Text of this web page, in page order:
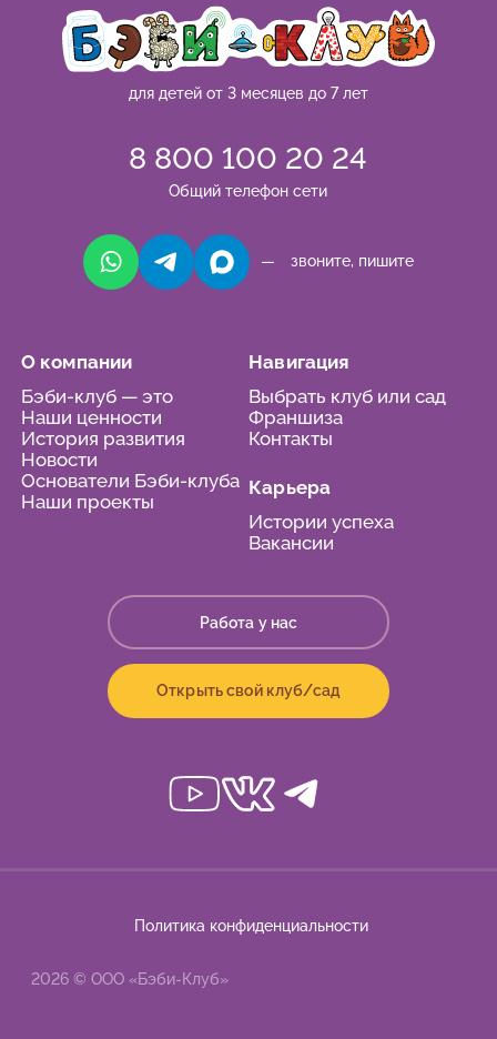
для детей от 3 месяцев до 7 лет
8 800 100 20 24
Общий телефон сети
— звоните, пишите
О компании
Бэби-клуб — это
Наши ценности
История развития
Новости
Основатели Бэби-клуба
Наши проекты
Навигация
Выбрать клуб или сад
Франшиза
Контакты
Карьера
Истории успеха
Вакансии
Работа у нас
Открыть свой клуб/сад
2026 © ООО «Бэби-Клуб»
Политика конфиденциальности